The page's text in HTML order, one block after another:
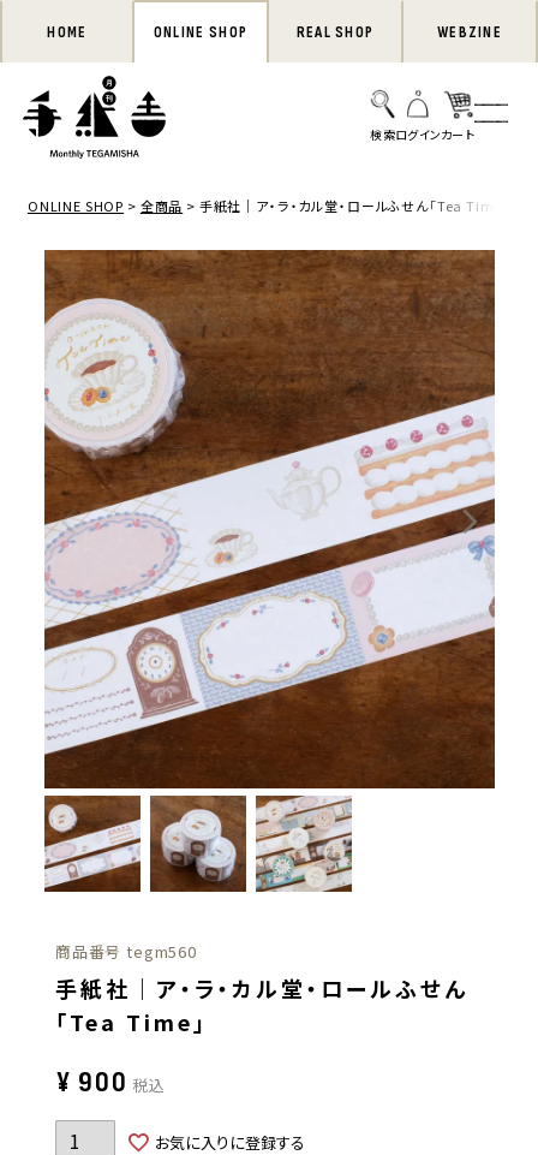
HOME ONLINE SHOP REAL SHOP WEBZINE
ONLINE SHOP 全商品 手紙社｜ア・ラ・カル堂・ロールふせん「Tea Time」
商品番号 tegm560
手紙社｜ア・ラ・カル堂・ロールふせん
「Tea Time」
¥ 900 税込
お気に入りに登録する